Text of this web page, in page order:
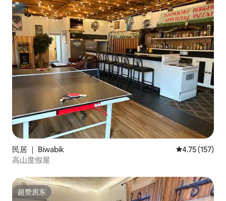
民居 ｜ Biwabik 平均评分 4.75
4.75 (157)
高山度假屋
超赞房东
超赞房东